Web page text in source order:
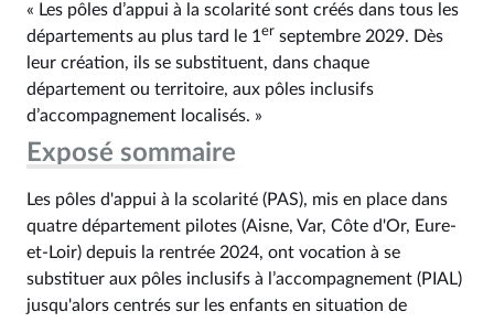
« Les pôles d’appui à la scolarité sont créés dans tous les
départements au plus tard le 1 er septembre 2029. Dès
leur création, ils se substituent, dans chaque
département ou territoire, aux pôles inclusifs
d’accompagnement localisés. »
Exposé sommaire
Les pôles d'appui à la scolarité (PAS), mis en place dans
quatre département pilotes (Aisne, Var, Côte d'Or, Eure-
et-Loir) depuis la rentrée 2024, ont vocation à se
substituer aux pôles inclusifs à l’accompagnement (PIAL)
jusqu'alors centrés sur les enfants en situation de